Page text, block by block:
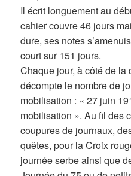
Il écrit longuement au
cahier couvre 46 jours
dure, ses notes
court sur 151 jours.
Chaque jour, à côté de la
décompte le nombre de
mobilisation : « 27 juin
mobilisation ». Au fil des
coupures de journaux,
quêtes, pour la Croix
journée serbe ainsi que